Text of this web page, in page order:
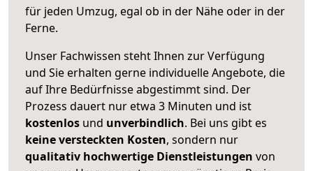
für jeden Umzug, egal ob in der Nähe oder in der
Ferne.
Unser Fachwissen steht Ihnen zur Verfügung
und Sie erhalten gerne individuelle Angebote, die
auf Ihre Bedürfnisse abgestimmt sind. Der
Prozess dauert nur etwa 3 Minuten und ist
kostenlos und unverbindlich. Bei uns gibt es
keine versteckten Kosten, sondern nur
qualitativ hochwertige Dienstleistungen von